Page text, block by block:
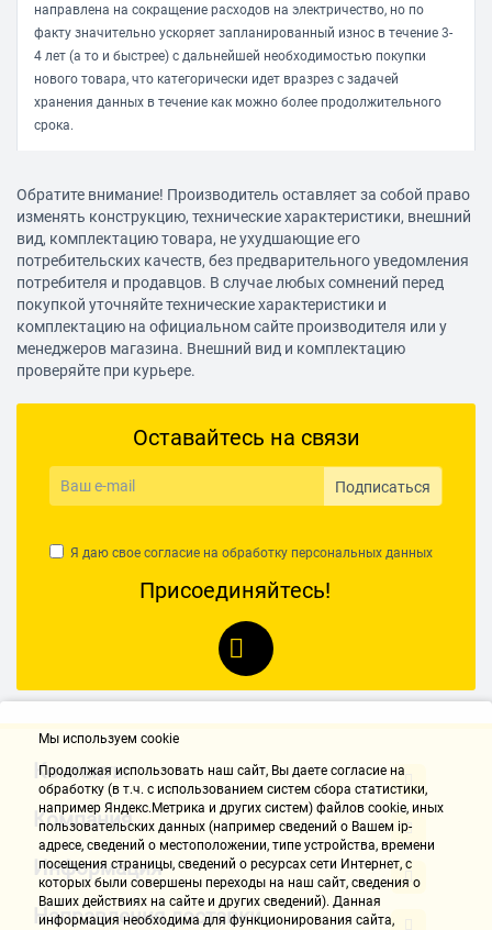
Уровень шума работы
27 дБ
Дополнительно
Размеры (ШхВхД)
101.6x26.1x147 мм
Вес
600 г
направлена на сокращение расходов на электричество, но по
факту значительно ускоряет запланированный износ в течение 3-
4 лет (а то и быстрее) с дальнейшей необходимостью покупки
нового товара, что категорически идет вразрез с задачей
хранения данных в течение как можно более продолжительного
срока.
проверяйте товар на наличие механических повреждений во
избежание преждевременного появления плохих секторов.
matrixdll
21.08.2018, 15:44
Достоинства:
Недостатки:
Покупал для хранения данных - для коллекции фильмов.
18.08.2018, 17:53
Достоинства:
- Низкий уровень шума
- По скорости. Когда был новым, выдавал вполне неплохие для
этого диска показатели
Недостатки:
- Недолгий срок службы.
Обратите внимание! Производитель оставляет за собой право
изменять конструкцию, технические характеристики, внешний
вид, комплектацию товара, не ухудшающие его
потребительских качеств, без предварительного уведомления
потребителя и продавцов. В случае любых сомнений перед
покупкой уточняйте технические характеристики и
комплектацию на официальном сайте производителя или у
менеджеров магазина. Внешний вид и комплектацию
проверяйте при курьере.
Оставайтесь на связи
Подписаться
Я даю свое согласие на обработку персональных данных
Присоединяйтесь!
Контакты
Компания
Информация
Направления доставки
Мы используем cookie
Продолжая использовать наш cайт, Вы даете согласие на
обработку (в т.ч. с использованием систем сбора статистики,
например Яндекс.Метрика и других систем) файлов cookie, иных
пользовательских данных (например сведений о Вашем ip-
адресе, сведений о местоположении, типе устройства, времени
посещения страницы, сведений о ресурсах сети Интернет, с
которых были совершены переходы на наш сайт, сведения о
Ваших действиях на сайте и других сведений). Данная
информация необходима для функционирования сайта,